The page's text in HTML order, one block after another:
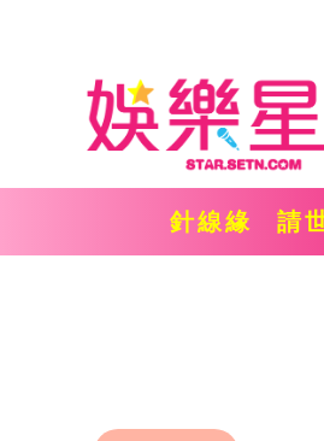
針線緣 請